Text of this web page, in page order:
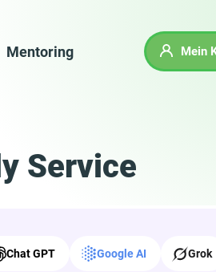
Mentoring Mein
Service
Chat GPT Google AI Grok